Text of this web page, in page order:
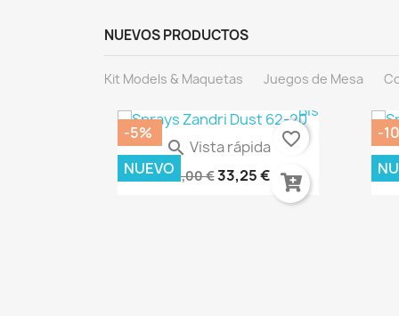
NUEVOS PRODUCTOS
Kit Models & Maquetas Juegos de Mesa
 Vista rápida
Warhammer 40.000: Imperium...
35,00 €33,25 €
-5%
NUEVO
favorite_border
-